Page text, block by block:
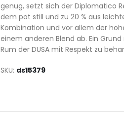
genug, setzt sich der Diplomatico
dem pot still und zu 20 % aus
Kombination und vor allem der
einem anderen Blend ab. Ein
Rum der DUSA mit Respekt zu
SKU ds15379